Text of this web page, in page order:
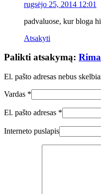
rugsėjo 25, 2014 12:01
padvaluose, kur bloga
Atsakyti
Palikti atsakymą:
El. pašto adresas nebus
Vardas *
El. pašto adresas *
Interneto puslapis